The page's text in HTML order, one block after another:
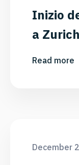
Inizio
a Zurich
Read more
December